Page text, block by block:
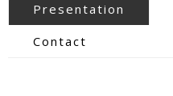
Presentation
Contact